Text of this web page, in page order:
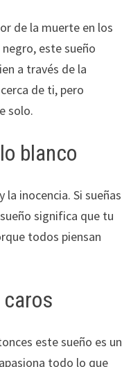
de la muerte en los
negro, este sueño
a través de la
de ti, pero
solo.
blanco
la inocencia. Si sueñas
significa que tu
todos piensan
este sueño es un
todo lo que